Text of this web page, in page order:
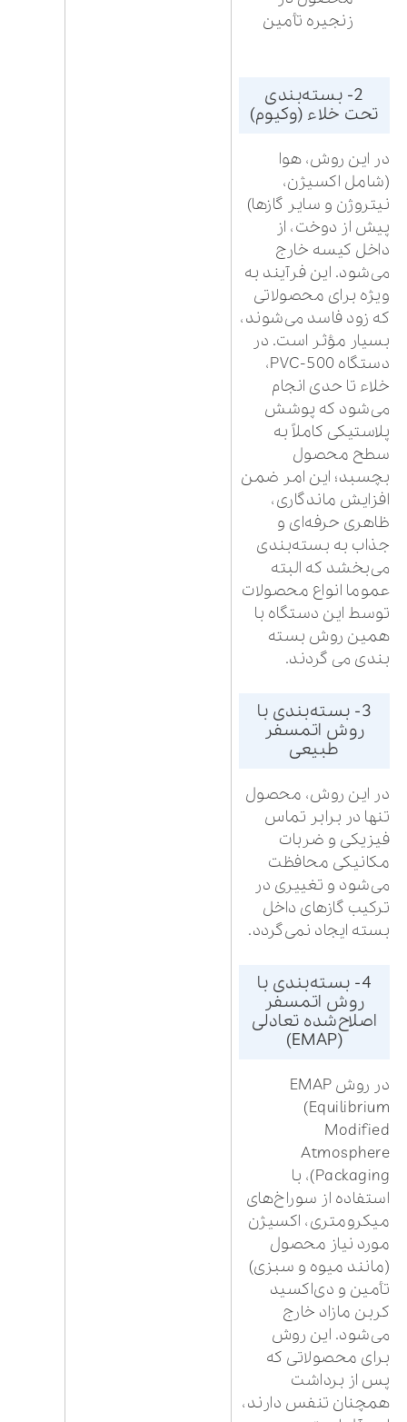
زنجیره تأمین
2- بسته‌بندی
تحت خلاء (وکیوم)
در این روش، هوا
(شامل اکسیژن،
نیتروژن و سایر گازها)
پیش از دوخت، از
داخل کیسه خارج
می‌شود. این فرآیند به
ویژه برای محصولاتی
که زود فاسد می‌شوند،
بسیار مؤثر است. در
دستگاه PVC-500،
خلاء تا حدی انجام
می‌شود که پوشش
پلاستیکی کاملاً به
سطح محصول
بچسبد؛ این امر ضمن
افزایش ماندگاری،
ظاهری حرفه‌ای و
جذاب به بسته‌بندی
می‌بخشد که البته
عموما انواع محصولات
توسط این دستگاه با
همین روش بسته
بندی می گردند.
3- بسته‌بندی با
روش اتمسفر
طبیعی
در این روش، محصول
تنها در برابر تماس
فیزیکی و ضربات
مکانیکی محافظت
می‌شود و تغییری در
ترکیب گازهای داخل
بسته ایجاد نمی‌گردد.
4- بسته‌بندی با
روش اتمسفر
اصلاح‌شده تعادلی
(EMAP)
در روش EMAP
(Equilibrium
Modified
Atmosphere
Packaging)، با
استفاده از سوراخ‌های
میکرومتری، اکسیژن
مورد نیاز محصول
(مانند میوه و سبزی)
تأمین و دی‌اکسید
کربن مازاد خارج
می‌شود. این روش
برای محصولاتی که
پس از برداشت
همچنان تنفس دارند،